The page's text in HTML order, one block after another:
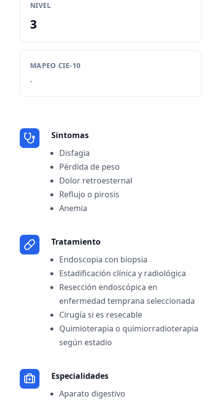
NIVEL
3
MAPEO CIE-10
-
Sintomas
Disfagia
Pérdida de peso
Dolor retroesternal
Reflujo o pirosis
Anemia
Tratamiento
Endoscopia con biopsia
Estadificación clínica y radiológica
Resección endoscópica en
enfermedad temprana seleccionada
Cirugía si es resecable
Quimioterapia o quimiorradioterapia
según estadio
Especialidades
Aparato digestivo